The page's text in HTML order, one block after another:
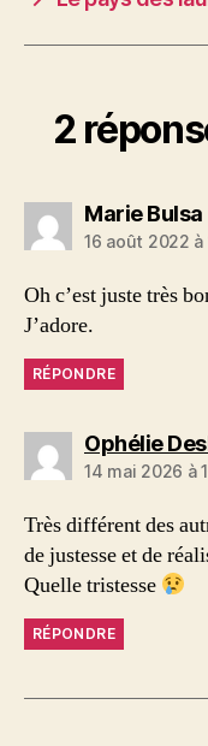
2
Marie Bulsa
16 août 2022 à
Oh c’est juste très
J’adore.
RÉPONDRE
Ophélie
14 mai 2026 à
Très différent des
de justesse et de
Quelle tristesse
RÉPONDRE